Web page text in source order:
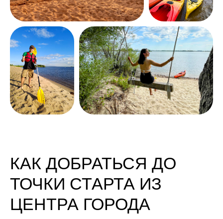
КАК ДОБРАТЬСЯ ДО
ТОЧКИ СТАРТА ИЗ
ЦЕНТРА ГОРОДА